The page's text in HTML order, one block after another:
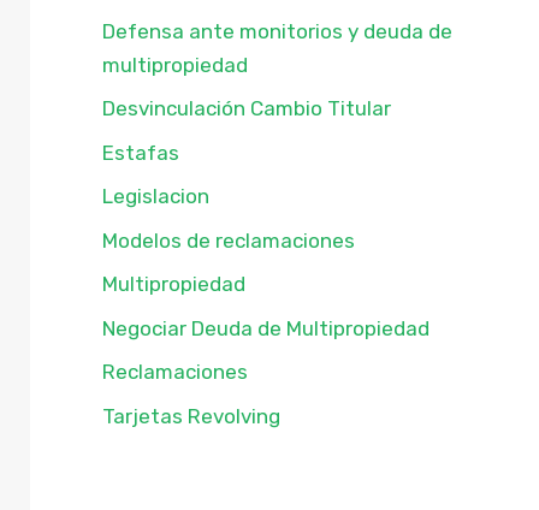
Defensa ante monitorios y deuda de
multipropiedad
Desvinculación Cambio Titular
Estafas
Legislacion
Modelos de reclamaciones
Multipropiedad
Negociar Deuda de Multipropiedad
Reclamaciones
Tarjetas Revolving